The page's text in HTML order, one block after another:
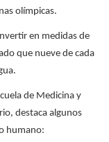
olímpicas.
en medidas de
que nueve de cada
de Medicina y
destaca algunos
humano: